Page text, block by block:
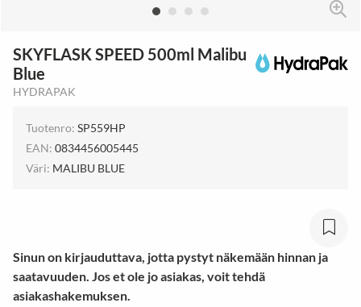
SKYFLASK SPEED 500ml Malibu
Blue
HYDRAPAK
Tuotenro: SP559HP
EAN: 0834456005445
Väri: MALIBU BLUE
Sinun on kirjauduttava, jotta pystyt näkemään hinnan ja
saatavuuden. Jos et ole jo asiakas, voit tehdä
asiakashakemuksen.